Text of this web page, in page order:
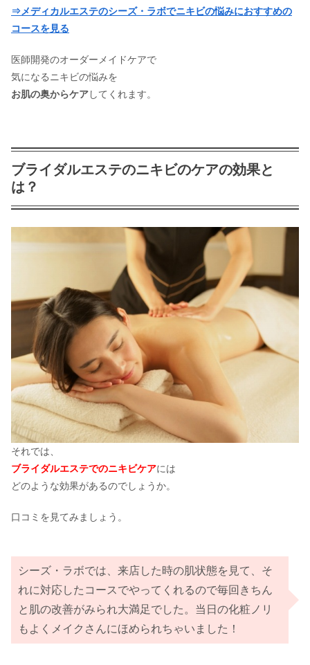
⇒メディカルエステのシーズ・ラボでニキビの悩みにおすすめの
コースを見る
医師開発のオーダーメイドケアで
気になるニキビの悩みを
お肌の奥からケアしてくれます。
ブライダルエステのニキビのケアの効果と
は？
それでは、
ブライダルエステでのニキビケアには
どのような効果があるのでしょうか。
口コミを見てみましょう。
シーズ・ラボでは、来店した時の肌状態を見て、そ
れに対応したコースでやってくれるので毎回きちん
と肌の改善がみられ大満足でした。当日の化粧ノリ
もよくメイクさんにほめられちゃいました！